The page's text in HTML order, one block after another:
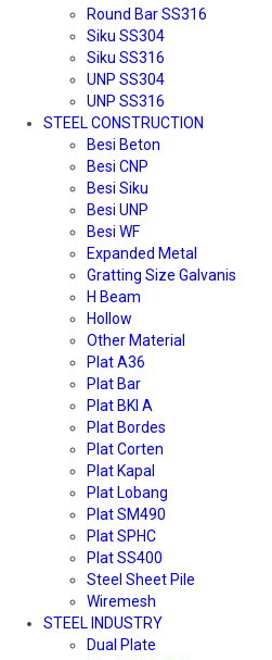
Round Bar SS316
Siku SS304
Siku SS316
UNP SS304
UNP SS316
STEEL CONSTRUCTION
Besi Beton
Besi CNP
Besi Siku
Besi UNP
Besi WF
Expanded Metal
Gratting Size Galvanis
H Beam
Hollow
Other Material
Plat A36
Plat Bar
Plat BKI A
Plat Bordes
Plat Corten
Plat Kapal
Plat Lobang
Plat SM490
Plat SPHC
Plat SS400
Steel Sheet Pile
Wiremesh
STEEL INDUSTRY
Dual Plate